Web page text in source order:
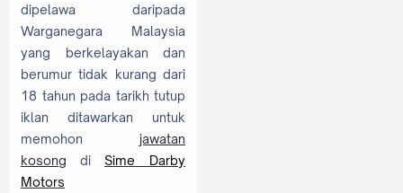
dipelawa daripada
Warganegara Malaysia
yang berkelayakan dan
berumur tidak kurang dari
18 tahun pada tarikh tutup
iklan ditawarkan untuk
memohon jawatan
kosong di Sime Darby
Motors